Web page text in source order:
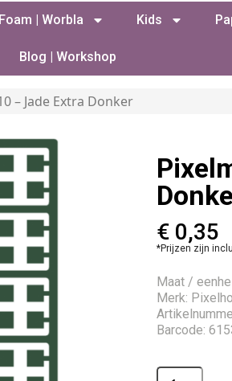
Foam | Worbla Kids
Blog | Workshop
– Jade Extra Donker
€ 0,35
*Prijzen zijn
Maat /
Merk:
Barcode: